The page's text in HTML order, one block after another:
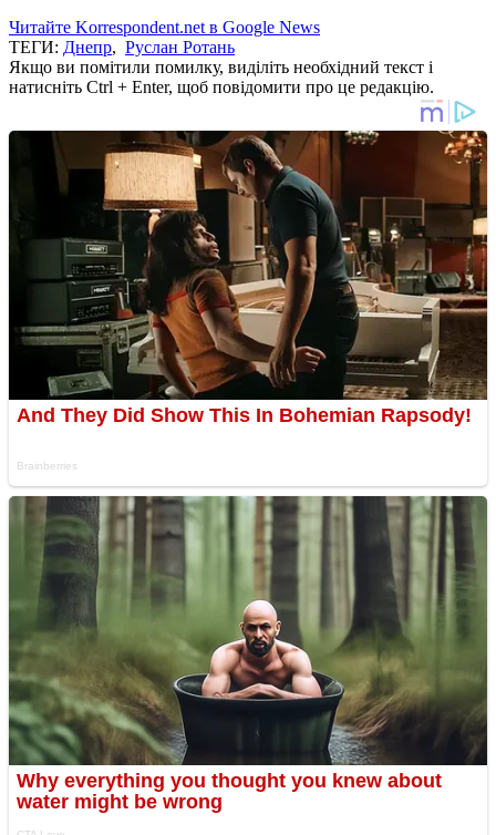
Читайте Korrespondent.net в Google News
ТЕГИ: Днепр, Руслан Ротань
Якщо ви помітили помилку, виділіть необхідний текст і
натисніть Ctrl + Enter, щоб повідомити про це редакцію.